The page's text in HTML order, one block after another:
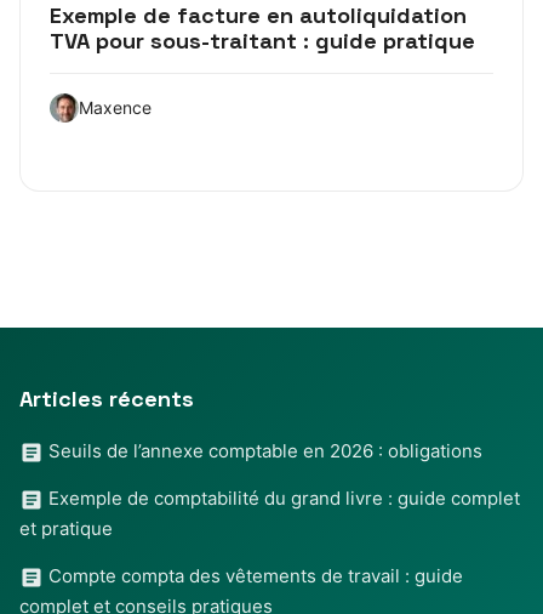
Exemple de facture en autoliquidation
TVA pour sous-traitant : guide pratique
Maxence
Articles récents
Seuils de l’annexe comptable en 2026 : obligations
Exemple de comptabilité du grand livre : guide complet
et pratique
Compte compta des vêtements de travail : guide
complet et conseils pratiques